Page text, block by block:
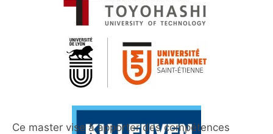
Ce master vise à apporter des compétences